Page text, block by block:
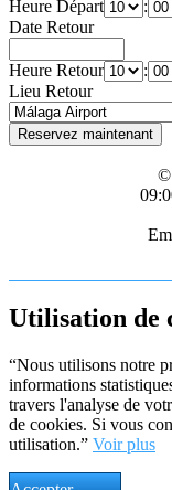
Heure Départ
:
Date Retour
Heure Retour
:
Lieu Retour
©
Utilisation de
“Nous utilisons notre
informations
travers l'analyse de
de cookies. Si vous
utilisation.” Voir plus